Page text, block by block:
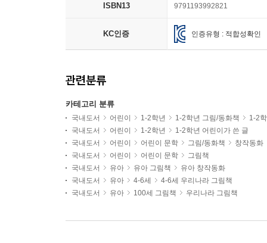
ISBN13 9791193992821
KC인증 인증유형 : 적합성확인
관련분류
카테고리 분류
국내도서 어린이 1-2학년 1-2학년 그림/동화책
1-2
국내도서
어린이 1-2학년
1-2학년 어린이가 쓴 글
국내도서
어린이 어린이 문학 그림/동화책
창작동화
국내도서
어린이 어린이 문학
그림책
국내도서
유아 유아 그림책
유아 창작동화
국내도서
유아 4-6세
4-6세 우리나라 그림책
국내도서
유아 100세 그림책 우리나라 그림책